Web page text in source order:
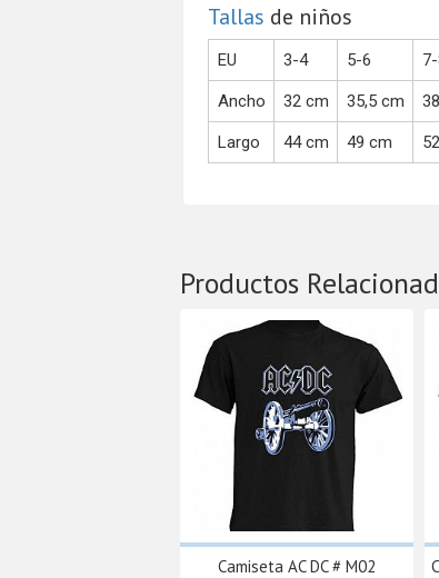
Tallas de niños
EU 3-4 5-6
Ancho 32 cm 35,5 cm
Largo 44 cm 49 cm
Productos
Camiseta AC DC # M02